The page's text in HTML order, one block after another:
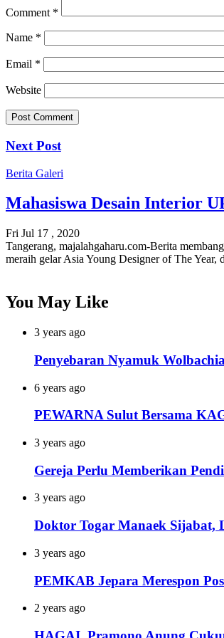
Comment *
Name *
Email *
Website
Next Post
Berita Galeri
Mahasiswa Desain Interior
Fri Jul 17 , 2020
Tangerang, majalahgaharu.com-Berita
meraih gelar Asia Young Designer of The
You May Like
3 years ago
Penyebaran Nyamuk
6 years ago
PEWARNA Sulut Bersama
3 years ago
Gereja Perlu Memberikan
3 years ago
Doktor Togar Manaek Sijabat,
3 years ago
PEMKAB Jepara Merespon
2 years ago